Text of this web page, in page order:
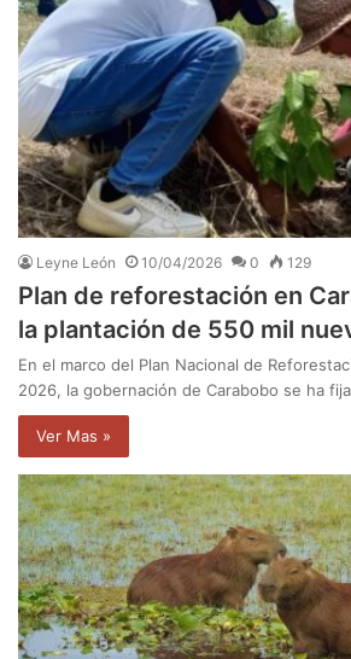
Leyne León 10/04/2026 0 129
Plan de reforestación en
la plantación de 550 mil
En el marco del Plan Nacional de
2026, la gobernación de Carabobo se ha
Ver Mas »